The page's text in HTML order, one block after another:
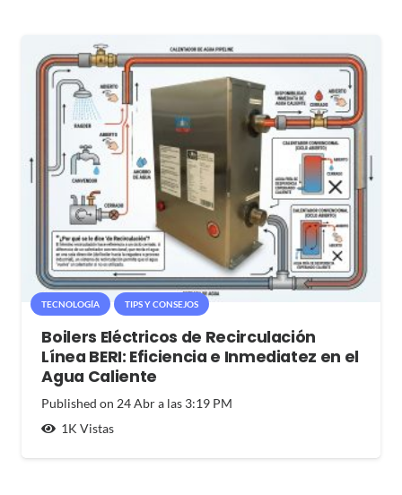
TECNOLOGÍA TIPS Y CONSEJOS
Boilers Eléctricos de Recirculación
Línea BERI: Eficiencia e Inmediatez en el
Agua Caliente
Published on 24 Abr a las 3:19 PM
1K Vistas